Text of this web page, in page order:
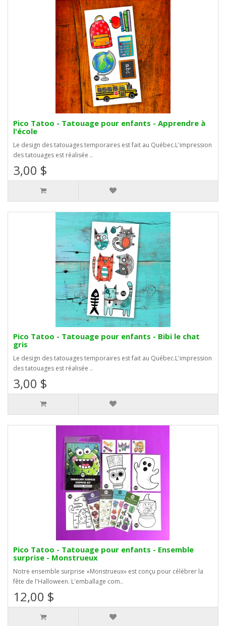
Pico Tatoo - Tatouage pour enfants - Apprendre à
l'école
Le design des tatouages temporaires est fait au Québec.L'impression
des tatouages est réalisée ..
3,00 $
Pico Tatoo - Tatouage pour enfants - Bibi le chat
gris
Le design des tatouages temporaires est fait au Québec.L'impression
des tatouages est réalisée ..
3,00 $
Pico Tatoo - Tatouage pour enfants - Ensemble
surprise - Monstrueux
Notre ensemble surprise «Monstrueux» est conçu pour célébrer la
fête de l'Halloween. L'emballage com..
12,00 $